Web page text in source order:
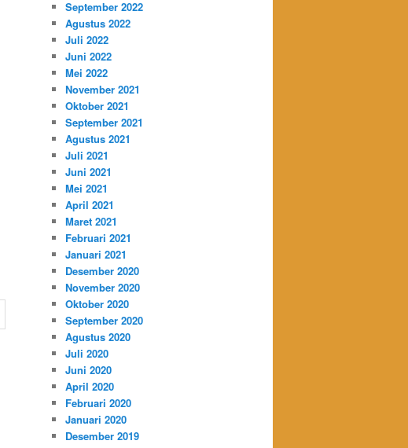
September 2022
Agustus 2022
Juli 2022
Juni 2022
Mei 2022
November 2021
Oktober 2021
September 2021
Agustus 2021
Juli 2021
Juni 2021
Mei 2021
April 2021
Maret 2021
Februari 2021
Januari 2021
Desember 2020
November 2020
Oktober 2020
September 2020
Agustus 2020
Juli 2020
Juni 2020
April 2020
Februari 2020
Januari 2020
Desember 2019